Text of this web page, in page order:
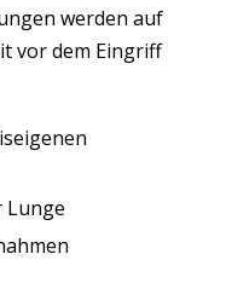
werden auf
vor dem Eingriff
Lunge